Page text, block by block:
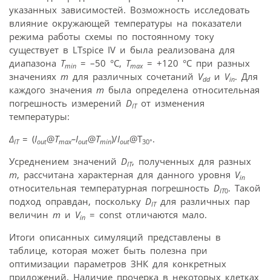
указанных зависимостей. Возможность исследовать
влияние окружающей температуры на показатели
режима работы схемы по постоянному току
существует в LTspice IV и была реализована для
диапазона Tmin = –50 °С, Tmax= +120 °С при разных
значениях m для различных сочетаний Vddи Vin. Для
каждого значения m была определена относительная
погрешность измерений DITот изменения
температуры:
∆IT = (Iout@Tmax–Iout@Tmin)/Iout@T30°.
Усреднением значений DIT, полученных для разных
m, рассчитана характерная для данного уровня Vin
относительная температурная погрешность DIT0. Такой
подход оправдан, поскольку DITдля различных пар
величин m и Vin = const отличаются мало.
Итоги описанных симуляций представлены в
таблице, которая может быть полезна при
оптимизации параметров ЗНК для конкретных
приложений. Наличие прочерка в некоторых клетках